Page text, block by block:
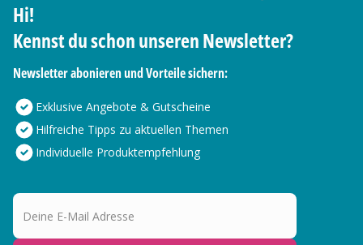
Hi!
Kennst du schon unseren Newsletter?
Newsletter abonieren und Vorteile sichern:
Exklusive Angebote & Gutscheine
Hilfreiche Tipps zu aktuellen Themen
Individuelle Produktempfehlung
Deine E-Mail Adresse